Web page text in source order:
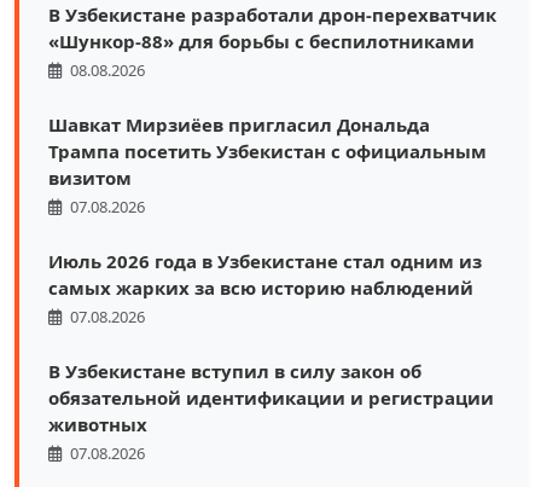
В Узбекистане разработали дрон-перехватчик
«Шункор-88» для борьбы с беспилотниками
08.08.2026
Шавкат Мирзиёев пригласил Дональда
Трампа посетить Узбекистан с официальным
визитом
07.08.2026
Июль 2026 года в Узбекистане стал одним из
самых жарких за всю историю наблюдений
07.08.2026
В Узбекистане вступил в силу закон об
обязательной идентификации и регистрации
животных
07.08.2026